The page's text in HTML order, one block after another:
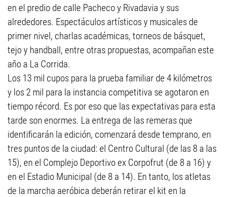
en el predio de calle Pacheco y Rivadavia y sus
alrededores. Espectáculos artísticos y musicales de
primer nivel, charlas académicas, torneos de básquet,
tejo y handball, entre otras propuestas, acompañan este
año a La Corrida.
Los 13 mil cupos para la prueba familiar de 4 kilómetros
y los 2 mil para la instancia competitiva se agotaron en
tiempo récord. Es por eso que las expectativas para esta
tarde son enormes. La entrega de las remeras que
identificarán la edición, comenzará desde temprano, en
tres puntos de la ciudad: el Centro Cultural (de las 8 a las
15), en el Complejo Deportivo ex Corpofrut (de 8 a 16) y
en el Estadio Municipal (de 8 a 14). En tanto, los atletas
de la marcha aeróbica deberán retirar el kit en la